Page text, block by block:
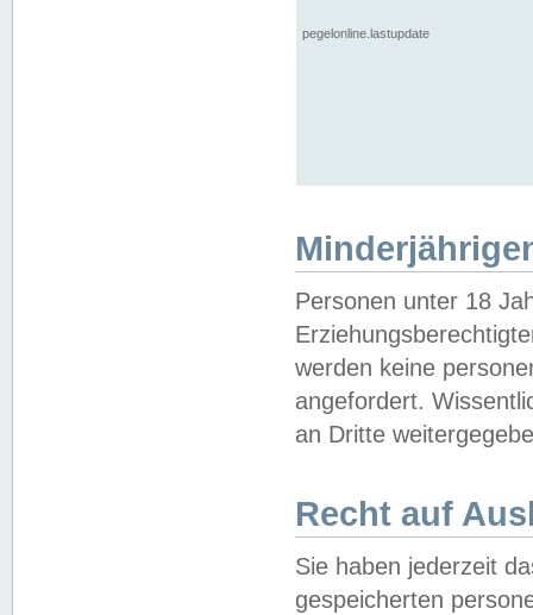
pegelonline.lastupdate
Personen unter 18
werden keine
angefordert.
an Dritte
Recht auf
Sie haben jederzeit
gespeicherten